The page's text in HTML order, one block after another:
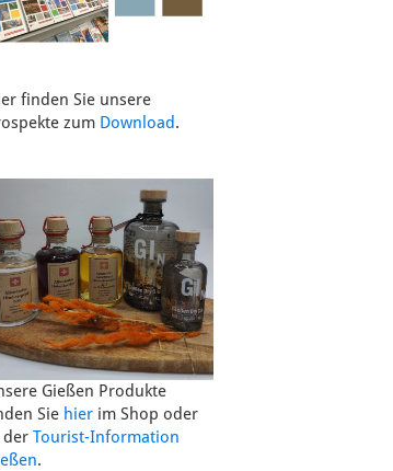
finden Sie unsere
zum Download.
Gießen Produkte
Sie hierim Shop oder
der Tourist-Information
.